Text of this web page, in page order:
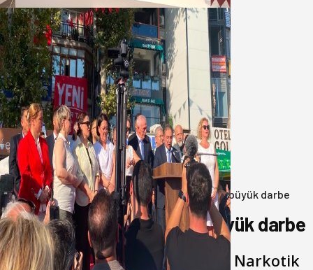
Yeni Parti Bandırma Teşkilatı kuruldu
06 Ağustos 2026
Anasayfa/3.Sayfa/Balıkesir’de uyuşturucuya büyük darbe
Balıkesir’de uyuşturucuya büyük darbe
Balıkesir İl Emniyet Müdürlüğü Narkotik